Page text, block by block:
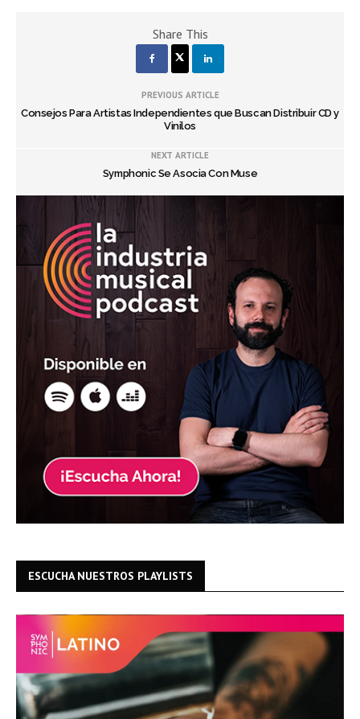
Share This
PREVIOUS ARTICLE
Consejos Para Artistas Independientes que Buscan Distribuir CD y
Vinilos
NEXT ARTICLE
Symphonic Se Asocia Con Muse
ESCUCHA NUESTROS PLAYLISTS